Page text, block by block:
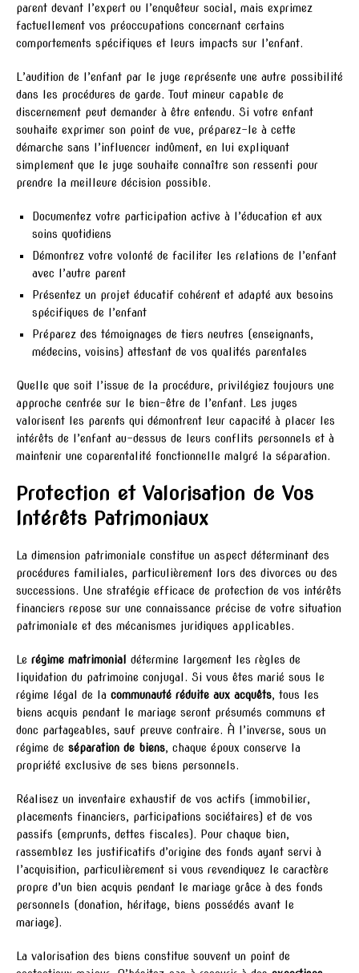
parent devant l’expert ou l’enquêteur social, mais exprimez
factuellement vos préoccupations concernant certains
comportements spécifiques et leurs impacts sur l’enfant.
L’audition de l’enfant par le juge représente une autre possibilité
dans les procédures de garde. Tout mineur capable de
discernement peut demander à être entendu. Si votre enfant
souhaite exprimer son point de vue, préparez-le à cette
démarche sans l’influencer indûment, en lui expliquant
simplement que le juge souhaite connaître son ressenti pour
prendre la meilleure décision possible.
Documentez votre participation active à l’éducation et aux
soins quotidiens
Démontrez votre volonté de faciliter les relations de l’enfant
avec l’autre parent
Présentez un projet éducatif cohérent et adapté aux besoins
spécifiques de l’enfant
Préparez des témoignages de tiers neutres (enseignants,
médecins, voisins) attestant de vos qualités parentales
Quelle que soit l’issue de la procédure, privilégiez toujours une
approche centrée sur le bien-être de l’enfant. Les juges
valorisent les parents qui démontrent leur capacité à placer les
intérêts de l’enfant au-dessus de leurs conflits personnels et à
maintenir une coparentalité fonctionnelle malgré la séparation.
Protection et Valorisation de Vos
Intérêts Patrimoniaux
La dimension patrimoniale constitue un aspect déterminant des
procédures familiales, particulièrement lors des divorces ou des
successions. Une stratégie efficace de protection de vos intérêts
financiers repose sur une connaissance précise de votre situation
patrimoniale et des mécanismes juridiques applicables.
Le régime matrimonial
détermine largement les règles de
liquidation du patrimoine conjugal. Si vous êtes marié sous le
régime légal de la communauté réduite aux acquêts, tous les
biens acquis pendant le mariage seront présumés communs et
donc partageables, sauf preuve contraire. À l’inverse, sous un
régime de séparation de biens, chaque époux conserve la
propriété exclusive de ses biens personnels.
Réalisez un inventaire exhaustif de vos actifs (immobilier,
placements financiers, participations sociétaires) et de vos
passifs (emprunts, dettes fiscales). Pour chaque bien,
rassemblez les justificatifs d’origine des fonds ayant servi à
l’acquisition, particulièrement si vous revendiquez le caractère
propre d’un bien acquis pendant le mariage grâce à des fonds
personnels (donation, héritage, biens possédés avant le
mariage).
La valorisation des biens constitue souvent un point de